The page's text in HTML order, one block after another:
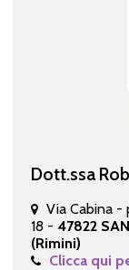
Dott.ssa
Via Cabina -
18 - 47822
(Rimini)
Clicca qui